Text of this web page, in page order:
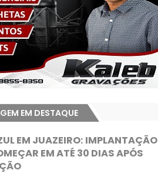
EM DESTAQUE
EM JUAZEIRO: IMPLANTAÇÃO
EM ATÉ 30 DIAS APÓS